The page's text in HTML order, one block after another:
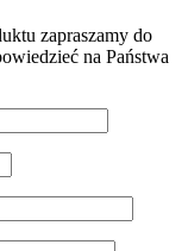
zapraszamy do
na Państwa